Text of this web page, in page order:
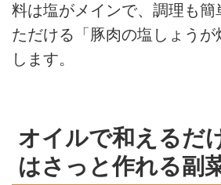
料は塩がメインで、調理も簡
ただける「豚肉の塩しょうが
します。
オイルで和えるだ
はさっと作れる副